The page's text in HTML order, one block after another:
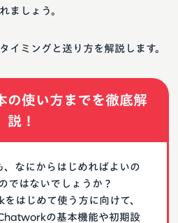
イミングと送り方を解説します。
ましょう。
の使い方までを徹底解
説！
なにからはじめればよいの
ではないでしょうか？
はじめて使う方に向けて、
の基本機能や初期設